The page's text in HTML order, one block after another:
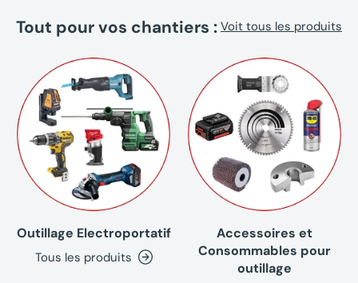
(250 et 800 lumens)
Accessoires
1X Lampe de travail Gys pliable sur trépied rechargeable
1X Cordon extensible et flexible
Tout pour vos chantiers : Voit tous les produits
Outillage Electroportatif
Tous les produits
Accessoires et
Consommables pour
outillage